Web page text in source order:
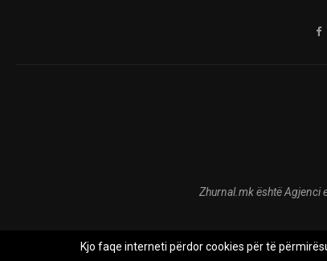
Zhurnal.mk është Agjenci
Kjo faqe interneti përdor cookies për të